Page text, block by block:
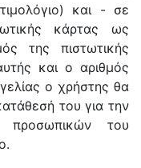
και - σε
κάρτας ως
της πιστωτικής
και ο αριθμός
ο χρήστης θα
του για την
προσωπικών του